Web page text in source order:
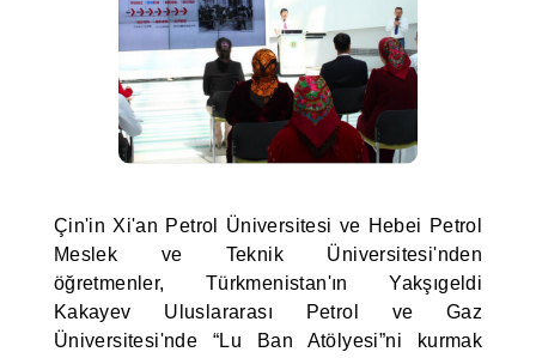
Çin'in Xi'an Petrol Üniversitesi ve Hebei Petrol
Meslek ve Teknik Üniversitesi'nden
öğretmenler, Türkmenistan'ın Yakşıgeldi
Kakayev Uluslararası Petrol ve Gaz
Üniversitesi'nde “Lu Ban Atölyesi”ni kurmak